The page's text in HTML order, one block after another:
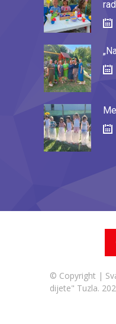
© Copyright |
dijete" Tuzla.